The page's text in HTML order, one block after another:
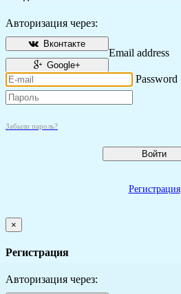
Авторизация через:
Вконтакте
Google+
Email address
Password
Забыли пароль?
Войти
Регистрация
×
Регистрация
Авторизация через: